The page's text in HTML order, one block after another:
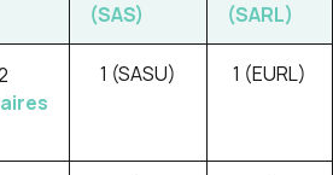
(SAS)
(SARL)
1 (SASU) 1 (EURL)